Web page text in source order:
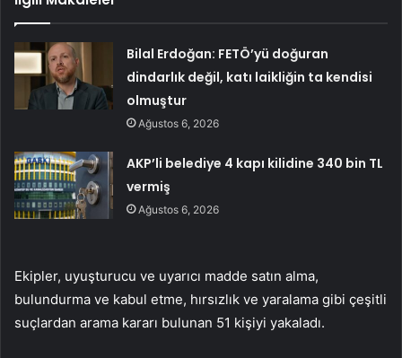
Bilal Erdoğan: FETÖ’yü doğuran
dindarlık değil, katı laikliğin ta kendisi
olmuştur
Ağustos 6, 2026
AKP’li belediye 4 kapı kilidine 340 bin TL
vermiş
Ağustos 6, 2026
Ekipler, uyuşturucu ve uyarıcı madde satın alma,
bulundurma ve kabul etme, hırsızlık ve yaralama gibi çeşitli
suçlardan arama kararı bulunan 51 kişiyi yakaladı.